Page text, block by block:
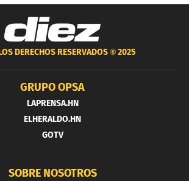
DERECHOS RESERVADOS ®2025
GRUPO OPSA
LAPRENSA.HN
ELHERALDO.HN
GOTV
SOBRE NOSOTROS